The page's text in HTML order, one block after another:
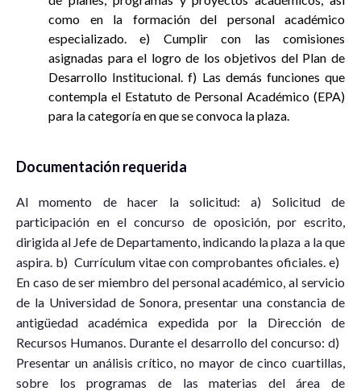
como en la formación del personal académico
especializado. e) Cumplir con las comisiones
asignadas para el logro de los objetivos del Plan de
Desarrollo Institucional. f) Las demás funciones que
contempla el Estatuto de Personal Académico (EPA)
para la categoría en que se convoca la plaza.
Documentación requerida
Al momento de hacer la solicitud: a) Solicitud de
participación en el concurso de oposición, por escrito,
dirigida al Jefe de Departamento, indicando la plaza a la que
aspira. b) Currículum vitae con comprobantes oficiales. e)
En caso de ser miembro del personal académico, al servicio
de la Universidad de Sonora, presentar una constancia de
antigüedad académica expedida por la Dirección de
Recursos Humanos. Durante el desarrollo del concurso: d)
Presentar un análisis crítico, no mayor de cinco cuartillas,
sobre los programas de las materias del área de